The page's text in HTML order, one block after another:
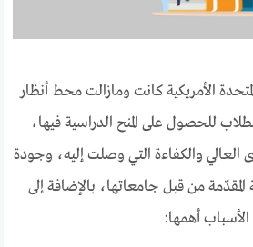
الأمريكية كانت ومازالت محط أنظار
للحصول على المنح الدراسية فيها،
العالي والكفاءة التي وصلت إليه، وجودة
المقدّمة من قبل جامعاتها، بالإضافة إلى
أهمها: